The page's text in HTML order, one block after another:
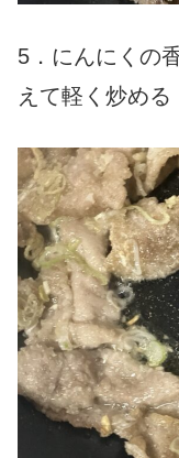
5．にんにくの
えて軽く炒める